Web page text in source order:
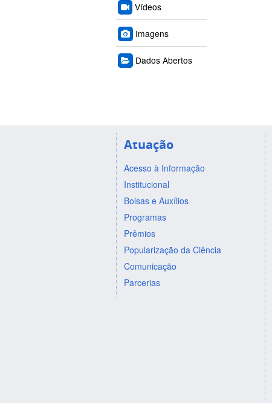
Vídeos
Imagens
Dados Abertos
Atuação
Acesso à Informação
Institucional
Bolsas e Auxílios
Programas
Prêmios
Popularização da Ciência
Comunicação
Parcerias